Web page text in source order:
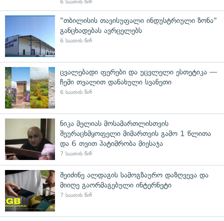
6 საათის წინ
"თბილისის თავისუფალი ინდუსტრიული ზონა"
განცხადებას ავრცელებს
6 საათის წინ
ცვალებადი ფერები და უცვლელი ესთეტიკა —
ჩემი თვალით დანახული სვანეთი
6 საათის წინ
ნიკა მელიას მოსამართლისთვის
შეურაცხმყოფელი მიმართვის გამო 1 წლითა
და 6 თვით პატიმრობა მიესაჯა
7 საათის წინ
შეიძინე ალდაგის სამოგზაურო დაზღვევა და
მიიღე გაორმაგებული ინტერნეტი
7 საათის წინ